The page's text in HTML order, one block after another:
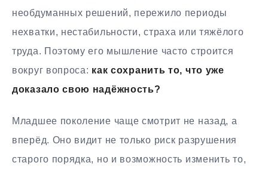
необдуманных решений, пережило периоды
нехватки, нестабильности, страха или тяжёлого
труда. Поэтому его мышление часто строится
вокруг вопроса: как сохранить то, что уже
доказало свою надёжность?
Младшее поколение чаще смотрит не назад, а
вперёд. Оно видит не только риск разрушения
старого порядка, но и возможность изменить то,